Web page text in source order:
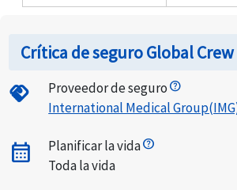
Crítica de seguro Global
handshake
Proveedor de seguro
International Medical
calendar_month
Planificar la vida
Toda la vida